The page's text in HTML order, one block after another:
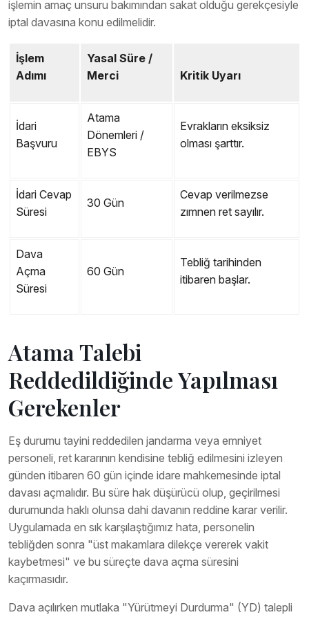
işlemin amaç unsuru bakımından sakat olduğu gerekçesiyle
iptal davasına konu edilmelidir.
İşlem
Adımı
Yasal Süre /
Merci
Kritik Uyarı
İdari
Başvuru
Atama
Dönemleri /
EBYS
Evrakların eksiksiz
olması şarttır.
İdari Cevap
Süresi
30 Gün
Cevap verilmezse
zımnen ret sayılır.
Dava
Açma
Süresi
60 Gün
Tebliğ tarihinden
itibaren başlar.
Atama Talebi
Reddedildiğinde Yapılması
Gerekenler
Eş durumu tayini reddedilen jandarma veya emniyet
personeli, ret kararının kendisine tebliğ edilmesini izleyen
günden itibaren 60 gün içinde idare mahkemesinde iptal
davası açmalıdır. Bu süre hak düşürücü olup, geçirilmesi
durumunda haklı olunsa dahi davanın reddine karar verilir.
Uygulamada en sık karşılaştığımız hata, personelin
tebliğden sonra "üst makamlara dilekçe vererek vakit
kaybetmesi" ve bu süreçte dava açma süresini
kaçırmasıdır.
Dava açılırken mutlaka "Yürütmeyi Durdurma" (YD) talepli